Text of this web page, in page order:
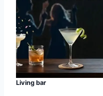
Living bar